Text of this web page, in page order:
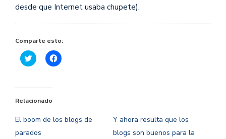
desde que Internet usaba chupete).
Comparte esto:
Haz
clic
Twitter
abre
ventana
nueva)
Haz
clic
una
ventana
Relacionado
El boom de los blogs de
parados
Y ahora resulta que los
blogs son buenos para la